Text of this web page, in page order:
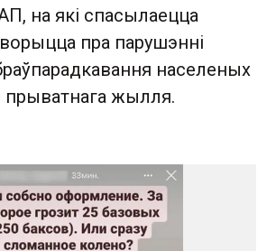
на які спасылаецца
пра парушэнні
населеных
прыватнага жылля.